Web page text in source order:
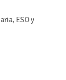
ESO y